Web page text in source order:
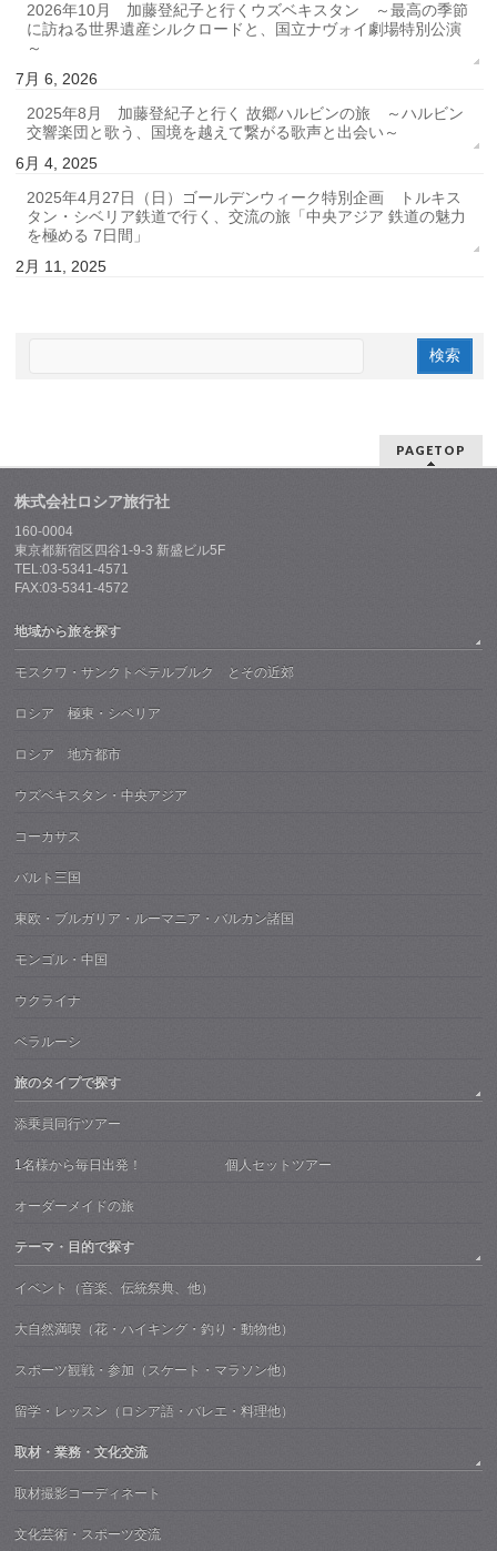
2026年10月 加藤登紀子と行くウズベキスタン ～最高の季節
に訪ねる世界遺産シルクロードと、国立ナヴォイ劇場特別公演
～
7月 6, 2026
2025年8月 加藤登紀子と行く 故郷ハルビンの旅 ～ハルビン
交響楽団と歌う、国境を越えて繋がる歌声と出会い～
6月 4, 2025
2025年4月27日（日）ゴールデンウィーク特別企画 トルキス
タン・シベリア鉄道で行く、交流の旅「中央アジア 鉄道の魅力
を極める 7日間」
2月 11, 2025
PAGETOP
株式会社ロシア旅行社
160-0004
東京都新宿区四谷1-9-3 新盛ビル5F
TEL:03-5341-4571
FAX:03-5341-4572
地域から旅を探す
モスクワ・サンクトペテルブルク とその近郊
ロシア 極東・シベリア
ロシア 地方都市
ウズベキスタン・中央アジア
コーカサス
バルト三国
東欧・ブルガリア・ルーマニア・バルカン諸国
モンゴル・中国
ウクライナ
ベラルーシ
旅のタイプで探す
添乗員同行ツアー
1名様から毎日出発！ 個人セットツアー
オーダーメイドの旅
テーマ・目的で探す
イベント（音楽、伝統祭典、他）
大自然満喫（花・ハイキング・釣り・動物他）
スポーツ観戦・参加（スケート・マラソン他）
留学・レッスン（ロシア語・バレエ・料理他）
取材・業務・文化交流
取材撮影コーディネート
文化芸術・スポーツ交流